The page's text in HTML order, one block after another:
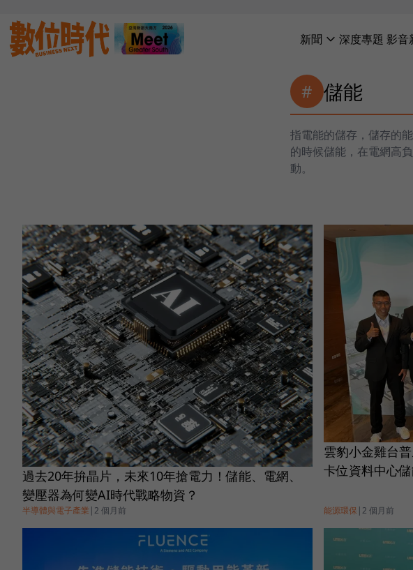
新聞 深度專題 影音
# 儲能
指電能的儲存，儲存的
的時候儲能，在電網高
動。
過去20年拚晶片，未來10年搶電力！儲能、電網、
變壓器為何變AI時代戰略物資？
半導體與電子產業 |2 個月前
雲豹小金雞台
卡位資料中心
能源環保 |2 個月前